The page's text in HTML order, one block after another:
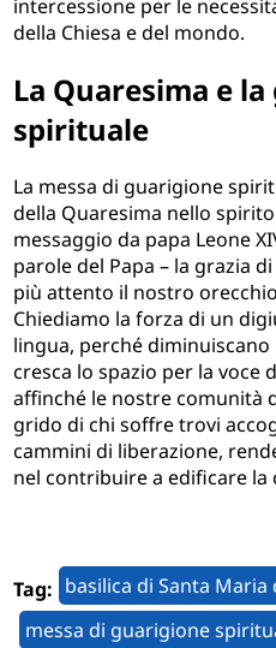
intercessione per le
della Chiesa e del mondo.
La Quaresima e
spirituale
La messa di guarigione
della Quaresima nello
messaggio da papa Leone
parole del Papa – la grazia
più attento il nostro
Chiediamo la forza di un
lingua, perché
cresca lo spazio per la voce
affinché le nostre comunità
grido di chi soffre trovi
cammini di liberazione,
nel contribuire a edificare la
Tag: basilica di Santa Maria
messa di guarigione